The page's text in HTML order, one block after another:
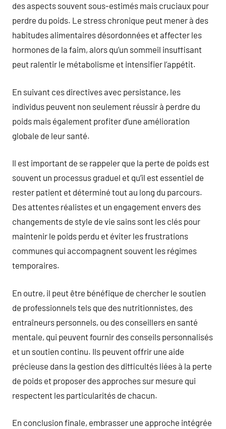
des aspects souvent sous-estimés mais cruciaux pour
perdre du poids. Le stress chronique peut mener à des
habitudes alimentaires désordonnées et affecter les
hormones de la faim, alors qu’un sommeil insuffisant
peut ralentir le métabolisme et intensifier l’appétit.
En suivant ces directives avec persistance, les
individus peuvent non seulement réussir à perdre du
poids mais également profiter d’une amélioration
globale de leur santé.
Il est important de se rappeler que la perte de poids est
souvent un processus graduel et qu’il est essentiel de
rester patient et déterminé tout au long du parcours.
Des attentes réalistes et un engagement envers des
changements de style de vie sains sont les clés pour
maintenir le poids perdu et éviter les frustrations
communes qui accompagnent souvent les régimes
temporaires.
En outre, il peut être bénéfique de chercher le soutien
de professionnels tels que des nutritionnistes, des
entraîneurs personnels, ou des conseillers en santé
mentale, qui peuvent fournir des conseils personnalisés
et un soutien continu. Ils peuvent offrir une aide
précieuse dans la gestion des difficultés liées à la perte
de poids et proposer des approches sur mesure qui
respectent les particularités de chacun.
En conclusion finale, embrasser une approche intégrée